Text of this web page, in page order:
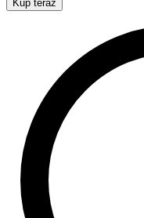
Kup teraz